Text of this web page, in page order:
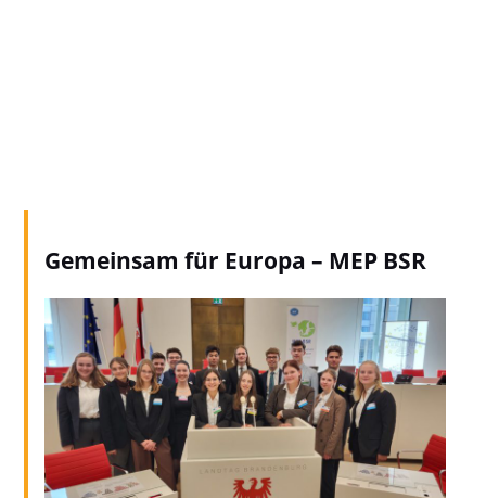
Gemeinsam für Europa – MEP BSR